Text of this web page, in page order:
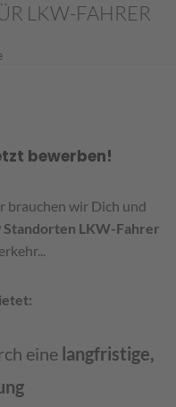
LKW-FAHRER
bewerben!
brauchen wir Dich und
Standorten LKW-Fahrer
eine langfristige,